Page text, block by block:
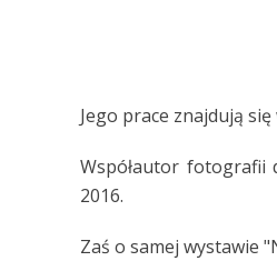
Jego prace znajdują
Współautor fotografii
2016.
Zaś o samej wystawie